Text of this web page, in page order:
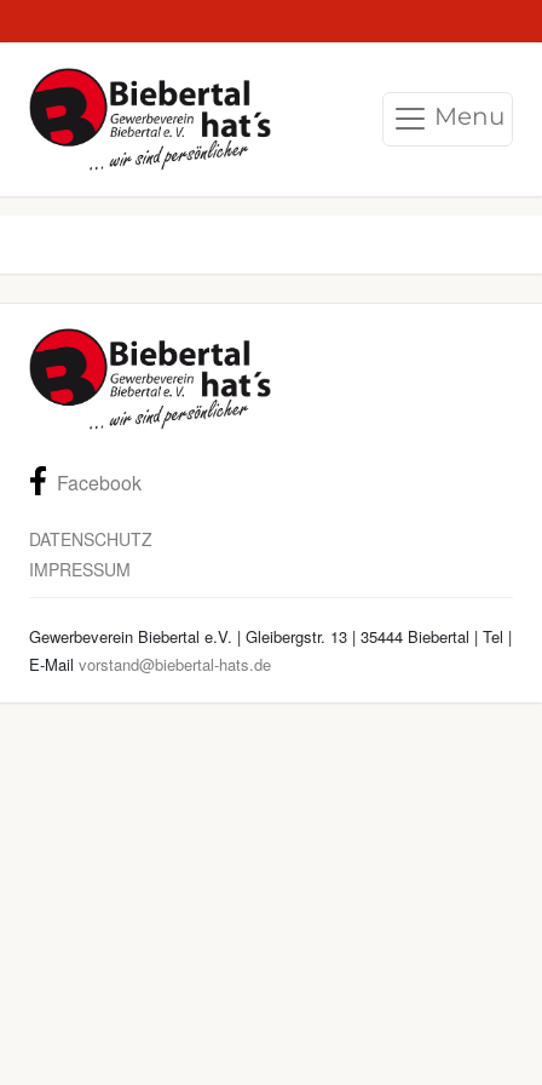
Menu
Facebook
DATENSCHUTZ
IMPRESSUM
Gewerbeverein Biebertal e.V. | Gleibergstr. 13 | 35444 Biebertal | Tel |
E-Mail vorstand@biebertal-hats.de